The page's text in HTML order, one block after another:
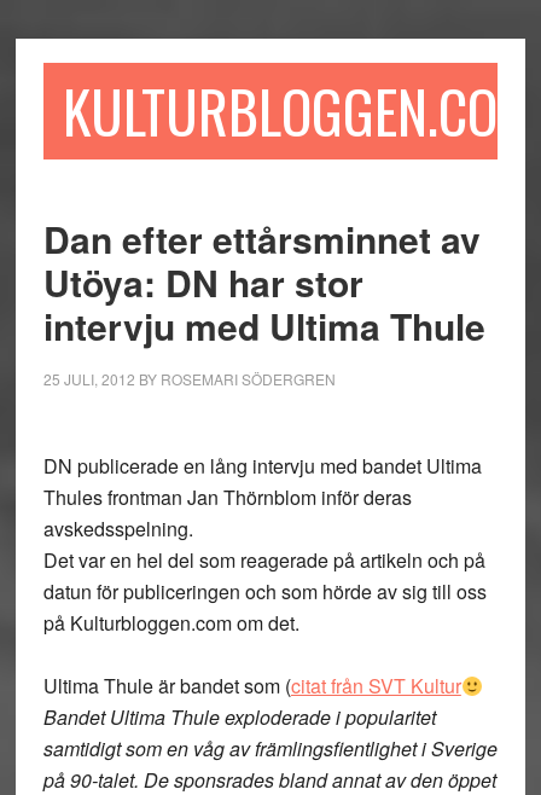
till
till
sidofältet
till
KULTURBLOGGEN.COM
Dan efter ettårsminnet av
Utöya: DN har stor
intervju med Ultima Thule
25 JULI, 2012 BY ROSEMARI SÖDERGREN
DN publicerade en lång intervju med bandet Ultima
Thules frontman Jan Thörnblom inför deras
avskedsspelning.
Det var en hel del som reagerade på artikeln och på
datun för publiceringen och som hörde av sig till oss
på Kulturbloggen.com om det.
Ultima Thule är bandet som (citat från SVT Kultur
Bandet Ultima Thule exploderade i popularitet
samtidigt som en våg av främlingsfientlighet i Sverige
på 90-talet. De sponsrades bland annat av den öppet